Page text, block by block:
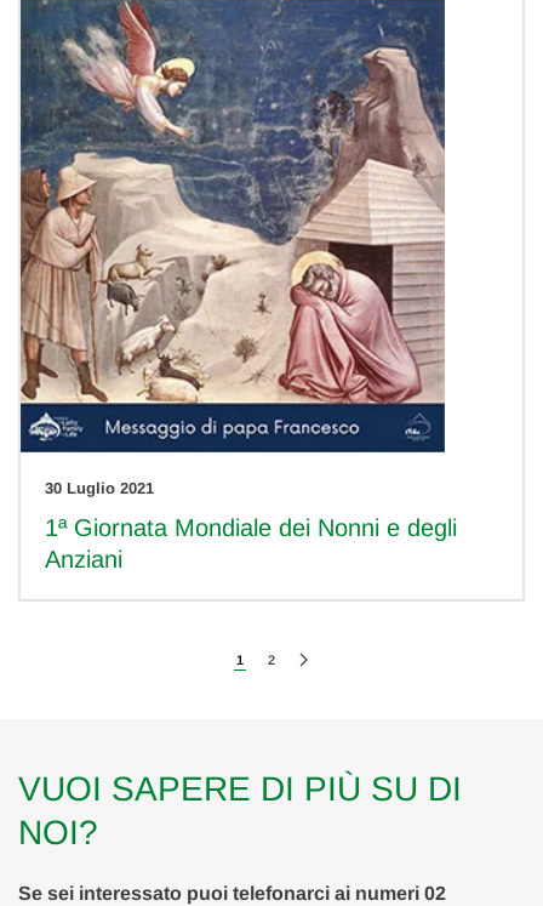
30 Luglio 2021
1ª Giornata Mondiale dei Nonni e degli
Anziani
1 2
VUOI SAPERE DI PIÙ SU DI
NOI?
Se sei interessato puoi telefonarci ai numeri 02